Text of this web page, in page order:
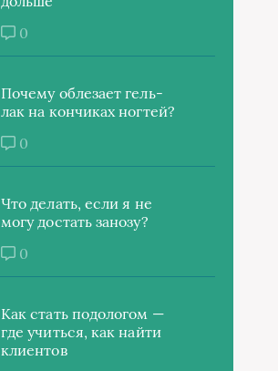
0
Почему облезает гель-
лак на кончиках ногтей?
0
Что делать, если я не
могу достать занозу?
0
Как стать подологом —
где учиться, как найти
клиентов